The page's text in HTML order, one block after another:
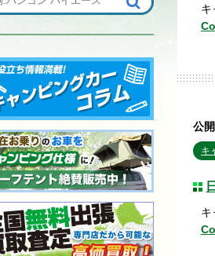
キ
公
キ
キ